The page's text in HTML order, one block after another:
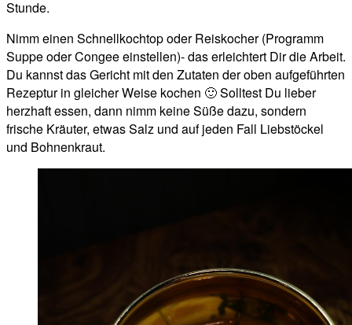
Stunde.
Nimm einen Schnellkochtop oder Reiskocher (Programm
Suppe oder Congee einstellen)- das erleichtert Dir die Arbeit.
Du kannst das Gericht mit den Zutaten der oben aufgeführten
Rezeptur in gleicher Weise kochen 🙂 Solltest Du lieber
herzhaft essen, dann nimm keine Süße dazu, sondern
frische Kräuter, etwas Salz und auf jeden Fall Liebstöckel
und Bohnenkraut.